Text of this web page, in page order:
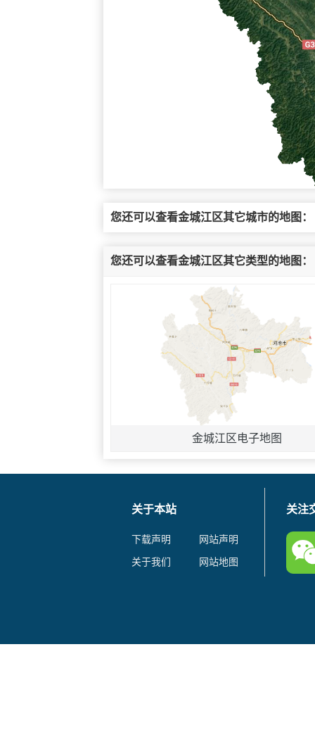
您还可以查看金城江区其它城市的地图：
您还可以查看金城江区其它类型的地图：
金城江区电子地图
关于本站
下载声明
网站声明
关于我们
网站地图
关注